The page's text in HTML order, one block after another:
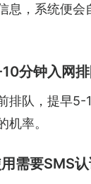
息，系统便会
分钟入网排
排队，提早5-
机率。
需要SMS